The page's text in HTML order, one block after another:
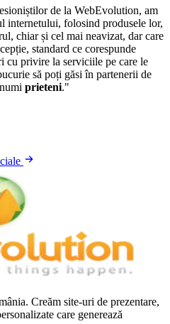
de la WebEvolution, am
internetului, folosind produsele lor,
chiar și cel mai neavizat, dar care
standard ce corespunde
cu privire la serviciile pe care le
să poți găsi în partenerii de
prieteni."
Creăm site-uri de prezentare,
care generează